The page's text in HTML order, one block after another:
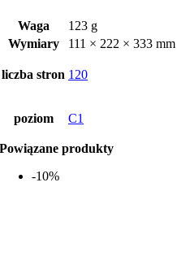
Waga
123 g
Wymiary
111 × 222 × 333 mm
liczba stron 120
poziom C1
Powiązane produkty
-10%